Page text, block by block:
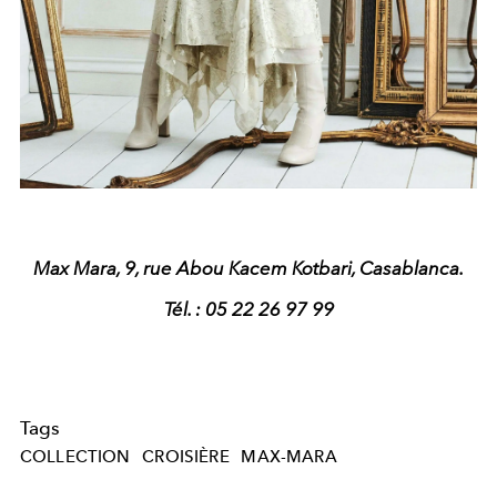
Max Mara, 9,rue Abou Kacem Kotbari, Casablanca.
Tél. : 05 22 26 97 99
Tags
COLLECTION CROISIÈRE
MAX-MARA